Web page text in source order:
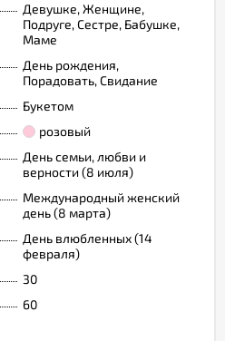
Девушке, Женщине,
Подруге, Сестре, Бабушке,
Маме
День рождения,
Порадовать, Свидание
Букетом
розовый
День семьи, любви и
верности (8 июля)
Международный женский
день (8 марта)
День влюбленных (14
февраля)
30
60